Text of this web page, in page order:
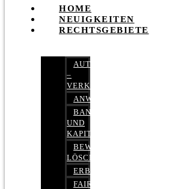
HOME
NEUIGKEITEN
RECHTSGEBIETE
AUTOBETRUG
–
VERKEHRSRECHT
ANWALTSHAFTUNGSRECHT
BANK-
UND
KAPITALMARKTRECHT
BEWERTUNGEN
LÖSCHEN
ERBRECHT
FAIRMIETEN